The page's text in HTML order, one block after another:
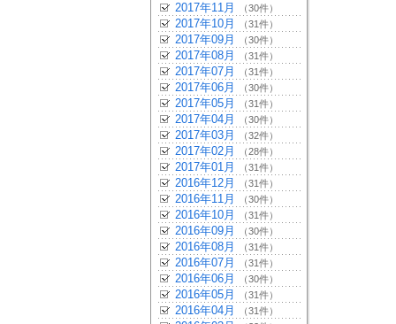
2017年11月 （30件）
2017年10月 （31件）
2017年09月 （30件）
2017年08月 （31件）
2017年07月 （31件）
2017年06月 （30件）
2017年05月 （31件）
2017年04月 （30件）
2017年03月 （32件）
2017年02月 （28件）
2017年01月 （31件）
2016年12月 （31件）
2016年11月 （30件）
2016年10月 （31件）
2016年09月 （30件）
2016年08月 （31件）
2016年07月 （31件）
2016年06月 （30件）
2016年05月 （31件）
2016年04月 （31件）